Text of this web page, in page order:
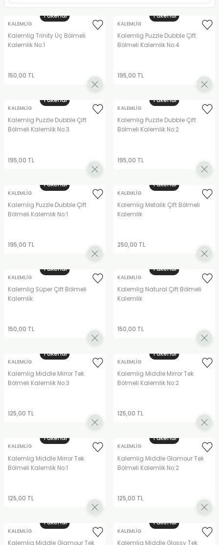
VE UÇLAR (MİN)
KALEMLERİ
ÜRÜNLERİ
Tükendi
KALEMLİG
Kalemlig Trinity Üç Bölmeli
Kalemlik No:1
150,00 TL
Tükendi
KALEMLİG
Kalemlig Puzzle Dubble Çift
Bölmeli Kalemlik No:4
195,00 TL
Tükendi
KALEMLİG
Kalemlig Puzzle Dubble Çift
Bölmeli Kalemlik No:3
195,00 TL
Tükendi
KALEMLİG
Kalemlig Puzzle Dubble Çift
Bölmeli Kalemlik No:2
195,00 TL
Tükendi
KALEMLİG
Kalemlig Puzzle Dubble Çift
Bölmeli Kalemlik No:1
195,00 TL
Tükendi
KALEMLİG
Kalemlig Metalik Çift Bölmeli
Kalemlik
250,00 TL
Tükendi
KALEMLİG
Kalemlig Süper Çift Bölmeli
Kalemlik
150,00 TL
Tükendi
KALEMLİG
Kalemlig Natural Çift Bölmeli
Kalemlik
150,00 TL
Tükendi
KALEMLİG
Kalemlig Middle Mirror Tek
Bölmeli Kalemlik No:3
125,00 TL
Tükendi
KALEMLİG
Kalemlig Middle Mirror Tek
Bölmeli Kalemlik No:2
125,00 TL
Tükendi
KALEMLİG
Kalemlig Middle Mirror Tek
Bölmeli Kalemlik No:1
125,00 TL
Tükendi
KALEMLİG
Kalemlig Middle Glamour Tek
Bölmeli Kalemlik No:2
125,00 TL
Tükendi
KALEMLİG
Kalemlig Middle Glamour Tek
Tükendi
KALEMLİG
Kalemlig Middle Glossy Tek